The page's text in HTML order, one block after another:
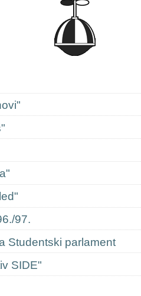
97.
Studentski parlament
SIDE"